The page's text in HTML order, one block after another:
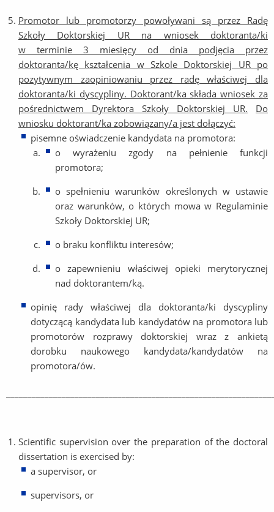
Promotor lub promotorzy powoływani są przez Radę
Szkoły Doktorskiej UR na wniosek doktoranta/ki
w terminie 3 miesięcy od dnia podjęcia przez
doktoranta/kę kształcenia w Szkole Doktorskiej UR po
pozytywnym zaopiniowaniu przez radę właściwej dla
doktoranta/ki dyscypliny. Doktorant/ka składa wniosek za
pośrednictwem Dyrektora Szkoły Doktorskiej UR.
Do
wniosku doktorant/ka zobowiązany/a jest dołączyć:
pisemne oświadczenie kandydata na promotora:
o wyrażeniu zgody na pełnienie funkcji
promotora;
o spełnieniu warunków określonych w ustawie
oraz warunków, o których mowa w Regulaminie
Szkoły Doktorskiej UR;
o braku konfliktu interesów;
o zapewnieniu właściwej opieki merytorycznej
nad doktorantem/ką.
opinię rady właściwej dla doktoranta/ki dyscypliny
dotyczącą kandydata lub kandydatów na promotora lub
promotorów rozprawy doktorskiej wraz z ankietą
dorobku naukowego kandydata/kandydatów na
promotora/ów.
Scientific supervision over the preparation of the doctoral
dissertation is exercised by:
a supervisor, or
supervisors, or